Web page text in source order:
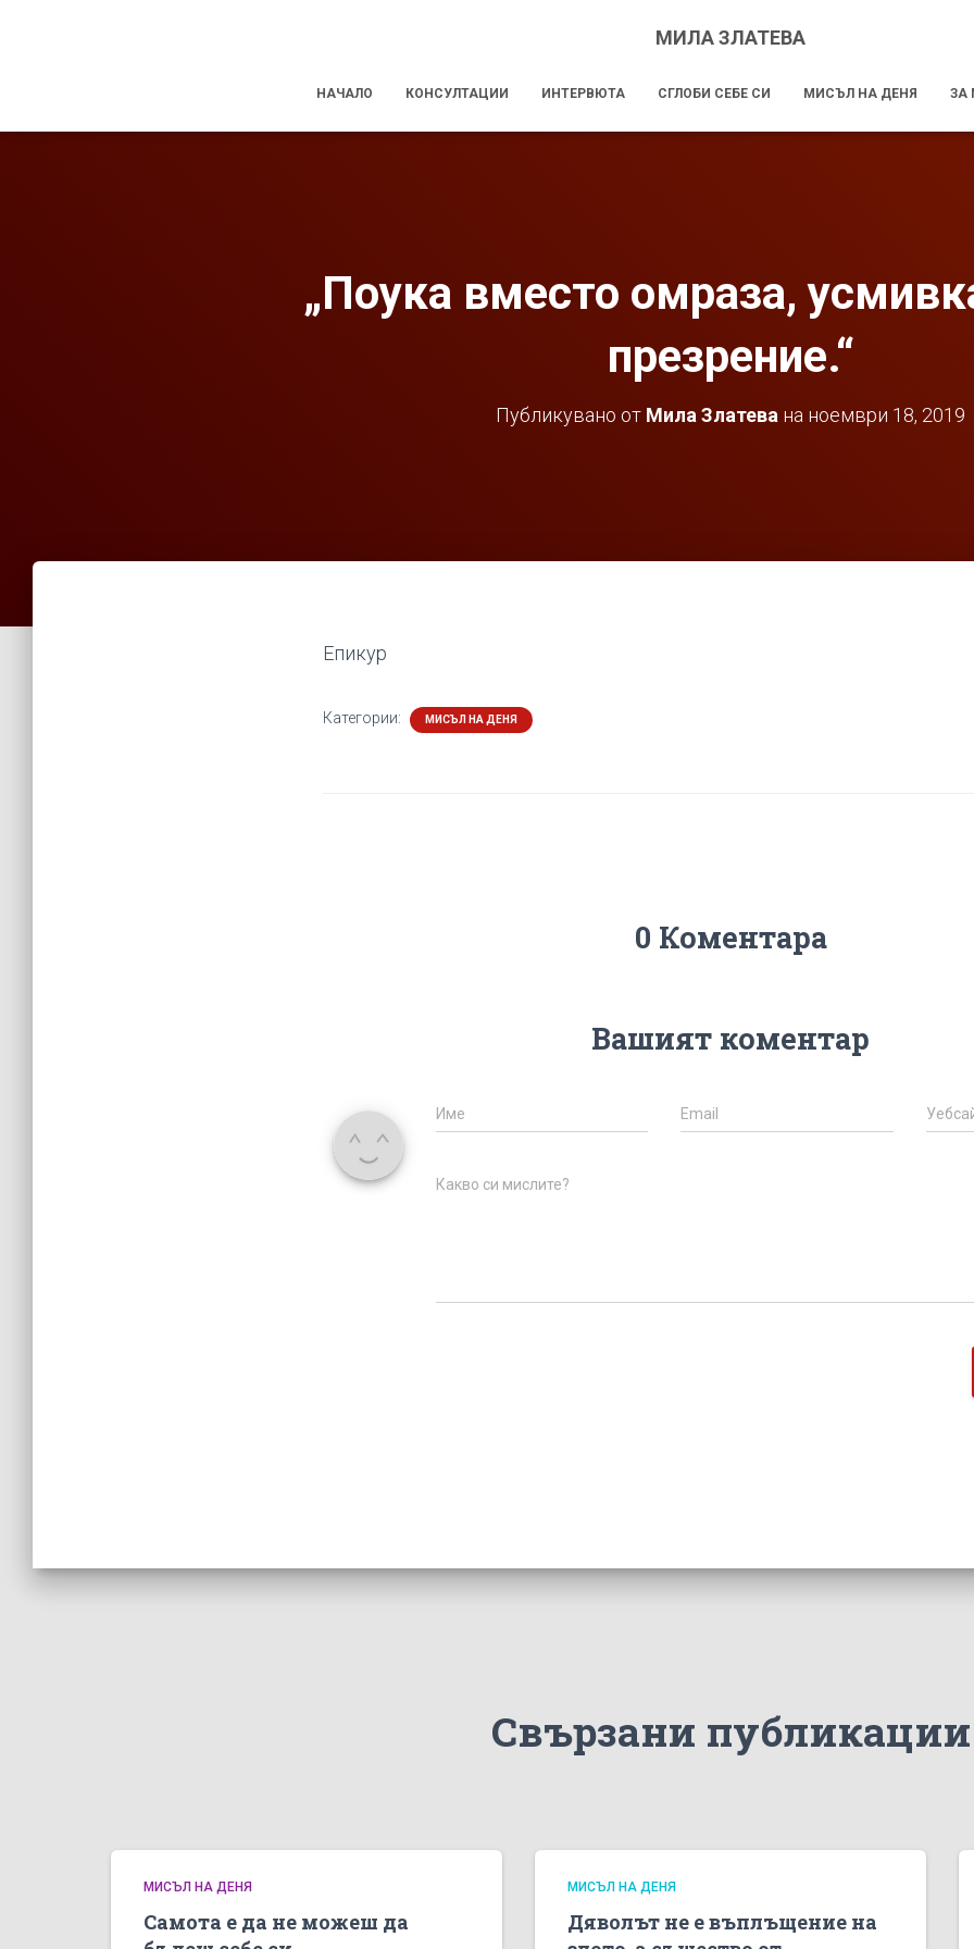
МИЛА ЗЛАТЕВА
НАЧАЛО КОНСУЛТАЦИИ ИНТЕРВЮТА СГЛОБИ СЕБЕ СИ МИСЪЛ НА ДЕНЯ ЗА
„Поука вместо омраза,
презрение.“
Публикувано от Мила Златева на ноември 18, 2019
Епикур
Категории: МИСЪЛ НА ДЕНЯ
0 Коментара
Вашият коментар
Име Email
Какво си мислите?
Свързани публикации
МИСЪЛ НА ДЕНЯ
Самота е да не можеш да
МИСЪЛ НА ДЕНЯ
Дяволът не е въплъщение на